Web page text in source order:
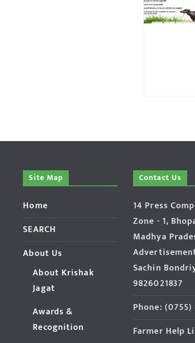
Site Map
Home
SEARCH
About Us
About Krishak
Jagat
Awards &
Recognition
Contact Us
14 Press
Zone - 1,
Madhya
Sachin
9826021837
Phone: (0755)
Farmer Help